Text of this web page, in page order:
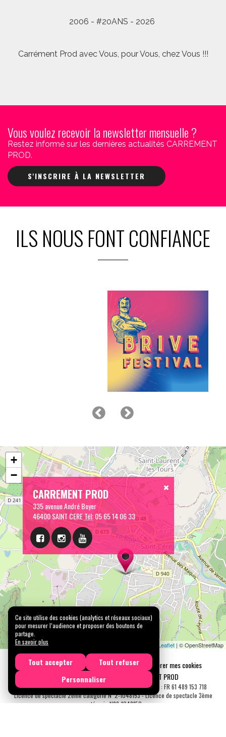
2006 - #20ANS - 2026
Carrément Prod avec Vous, pour Vous, chez Vous !!!
Vous voulez recevoir la newsletter mensuelle ?
Restez informé sur les dernières actualités CARREMENT
PROD.
S'INSCRIRE À LA NEWSLETTER
ILS NOUS FONT CONFIANCE
CARREMENT PROD
335 avenue André Boyer
46400 SAINT CERETél:05 65 14 06 33
+
−
Leaflet | © OpenStreetMap
Mentions légales Confidentialité
Gérer mes cookies
Tous droits réservés © 2026 |
CARREMENT PROD
N° SIRET : 489 153 718 00031 - APE : 9001 Z - N° TVA Int. : FR 61 489 153 718
Licence de spectacle 2ème catégorie N°2-1048153 - Licence de spectacle 3ème
catégorie N°3-1048152
Ce site utilise des cookies (analytics et réseaux sociaux)
pour mesurer l’audience et proposer des boutons de
partage.
En savoir plus
Tout accepter
Tout refuser
Personnaliser